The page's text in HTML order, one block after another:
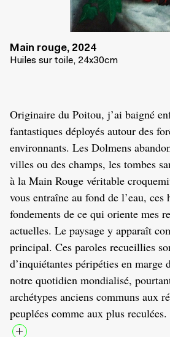
Main rouge, 2024
Huiles sur toile, 24x30cm
Originaire du Poitou, j’ai baigné
fantastiques déployés autour des
environnants. Les Dolmens
villes ou des champs, les tombes
à la Main Rouge véritable
vous entraîne au fond de l’eau, ces
fondements de ce qui oriente mes
actuelles. Le paysage y apparaît
principal. Ces paroles recueillies
d’inquiétantes péripéties en marge
notre quotidien mondialisé,
archétypes anciens communs aux
peuplées comme aux plus